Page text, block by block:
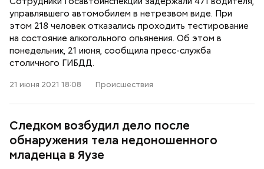
управлявшего автомобилем в нетрезвом виде. При
этом 218 человек отказались проходить тестирование
на состояние алкогольного опьянения. Об этом в
понедельник, 21 июня, сообщила пресс-служба
столичного ГИБДД.
21 июня 2021 18:08 Происшествия
Следком возбудил дело после
обнаружения тела недоношенного
младенца в Яузе